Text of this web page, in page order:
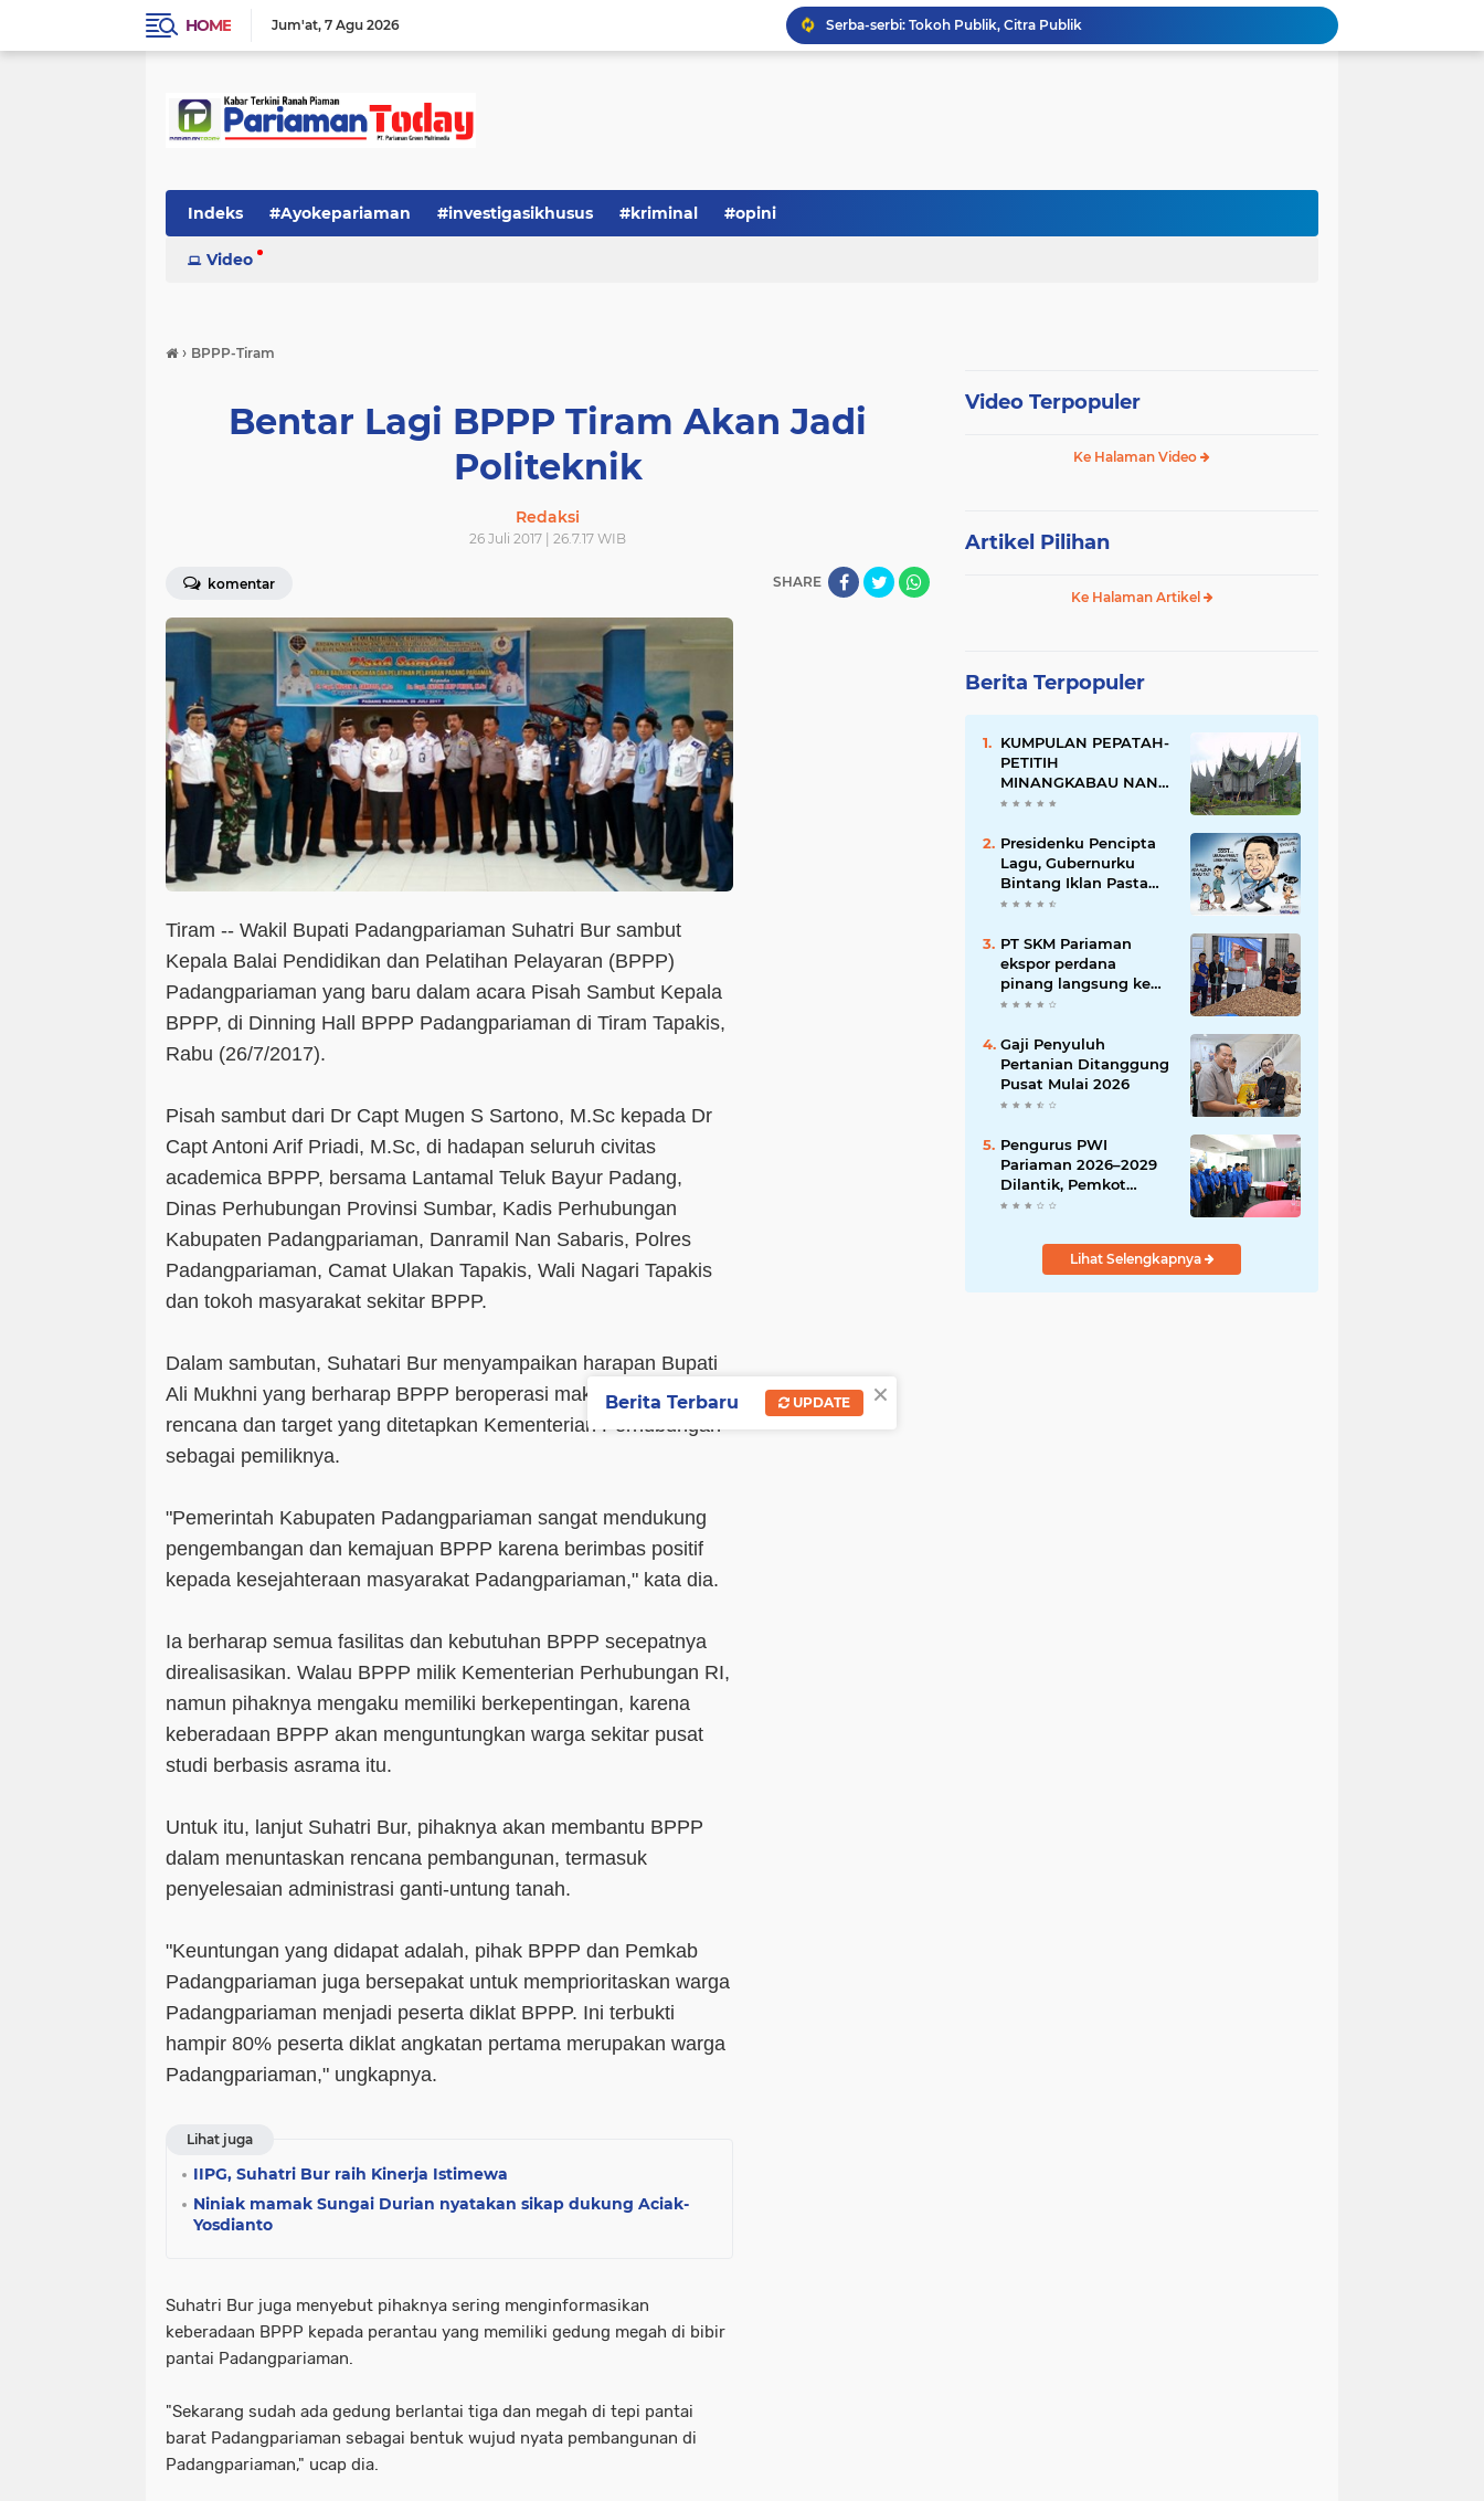
HOME Jum'at 7 Agu 2026
Serba-serbi: Tokoh Publik, Citra Publik
Wali Kota Pariaman Lepas Kontingen Pramuka ke Jambore Nasional XII di Cibubur
SEPEDA TANTE, Inovasi Digital Pemko Pariaman Percepat Pendaftaran Tanda Tangan Elektronik
Indeks #Ayokepariaman #investigasikhusus #kriminal #opini
Video
› BPPP-Tiram
Bentar Lagi BPPP Tiram Akan Jadi
Politeknik
Redaksi
26 Juli 2017 | 26.7.17 WIB
komentar SHARE
Tiram -- Wakil Bupati Padangpariaman Suhatri Bur sambut
Kepala Balai Pendidikan dan Pelatihan Pelayaran (BPPP)
Padangpariaman yang baru dalam acara Pisah Sambut Kepala
BPPP, di Dinning Hall BPPP Padangpariaman di Tiram Tapakis,
Rabu (26/7/2017).
Pisah sambut dari Dr Capt Mugen S Sartono, M.Sc kepada Dr
Capt Antoni Arif Priadi, M.Sc, di hadapan seluruh civitas
academica BPPP, bersama Lantamal Teluk Bayur Padang,
Dinas Perhubungan Provinsi Sumbar, Kadis Perhubungan
Kabupaten Padangpariaman, Danramil Nan Sabaris, Polres
Padangpariaman, Camat Ulakan Tapakis, Wali Nagari Tapakis
dan tokoh masyarakat sekitar BPPP.
Dalam sambutan, Suhatari Bur menyampaikan harapan Bupati
Ali Mukhni yang berharap BPPP beroperasi maksimal sesuai
rencana dan target yang ditetapkan Kementerian Perhubungan
sebagai pemiliknya.
"Pemerintah Kabupaten Padangpariaman sangat mendukung
pengembangan dan kemajuan BPPP karena berimbas positif
kepada kesejahteraan masyarakat Padangpariaman," kata dia.
Ia berharap semua fasilitas dan kebutuhan BPPP secepatnya
direalisasikan. Walau BPPP milik Kementerian Perhubungan RI,
namun pihaknya mengaku memiliki berkepentingan, karena
keberadaan BPPP akan menguntungkan warga sekitar pusat
studi berbasis asrama itu.
Untuk itu, lanjut Suhatri Bur, pihaknya akan membantu BPPP
dalam menuntaskan rencana pembangunan, termasuk
penyelesaian administrasi ganti-untung tanah.
"Keuntungan yang didapat adalah, pihak BPPP dan Pemkab
Padangpariaman juga bersepakat untuk memprioritaskan warga
Padangpariaman menjadi peserta diklat BPPP. Ini terbukti
hampir 80% peserta diklat angkatan pertama merupakan warga
Padangpariaman," ungkapnya.
Lihat juga
IIPG, Suhatri Bur raih Kinerja Istimewa
Niniak mamak Sungai Durian nyatakan sikap dukung Aciak-
Yosdianto
Suhatri Bur juga menyebut pihaknya sering menginformasikan
keberadaan BPPP kepada perantau yang memiliki gedung megah di bibir
pantai Padangpariaman.
"Sekarang sudah ada gedung berlantai tiga dan megah di tepi pantai
barat Padangpariaman sebagai bentuk wujud nyata pembangunan di
Padangpariaman," ucap dia.
Video Terpopuler
Ke Halaman Video
Artikel Pilihan
Ke Halaman Artikel
Berita Terpopuler
KUMPULAN PEPATAH-
PETITIH
MINANGKABAU NAN
ELOK
Presidenku Pencipta
Lagu, Gubernurku
Bintang Iklan Pasta
Gigi
PT SKM Pariaman
ekspor perdana
pinang langsung ke
India
Gaji Penyuluh
Pertanian Ditanggung
Pusat Mulai 2026
Pengurus PWI
Pariaman 2026–2029
Dilantik, Pemkot
Tekankan Sinergi dan
Lihat Selengkapnya
×
Berita Terbaru UPDATE